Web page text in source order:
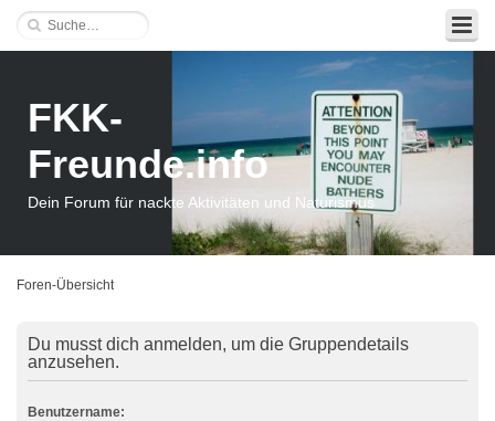
FKK-
Freunde.info
Dein Forum für nackte Aktivitäten und Naturismus
Foren-Übersicht
Du musst dich anmelden, um die Gruppendetails
anzusehen.
Benutzername: